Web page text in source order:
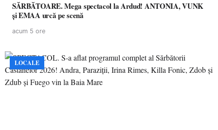
SĂRBĂTOARE. Mega spectacol la Ardud! ANTONIA, VUNK
și EMAA urcă pe scenă
acum 5 ore
LOCALE